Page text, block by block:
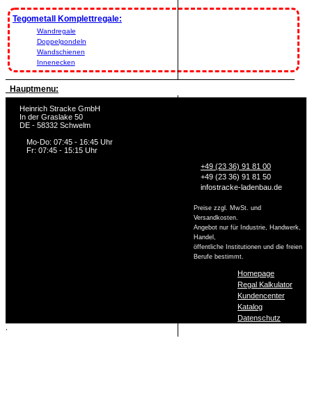
Tegometall Komplettregale:
Wandregale
Doppelgondeln
Wandschienen
Innenecken
Hauptmenu:
Heinrich Stracke GmbH
In der Graslake 50
DE - 58332 Schwelm
Mo-Do: 07:45 - 16:45 Uhr
Fr: 07:45 - 15:15 Uhr
+49 (23 36) 91 81 00
+49 (23 36) 91 81 50
infostracke-ladenbau.de
Preise zzgl. MwSt. und
Versandkosten.
Angebot nur für Industrie, Handwerk,
Handel,
öffentliche Institutionen und die freien
Berufe bestimmt.
Homepage
Regal Kalkulator
Kundencenter
Katalog
Datenschutz